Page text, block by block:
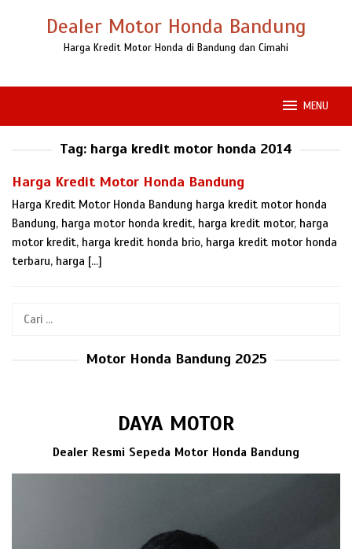
Dealer Motor Honda Bandung
Harga Kredit Motor Honda di Bandung dan Cimahi
MENU
Tag: harga kredit motor honda 2014
Harga Kredit Motor Honda Bandung
Harga Kredit Motor Honda Bandung harga kredit motor honda
Bandung, harga motor honda kredit, harga kredit motor, harga
motor kredit, harga kredit honda brio, harga kredit motor honda
terbaru, harga […]
Cari
Motor Honda Bandung 2025
DAYA MOTOR
Dealer Resmi Sepeda Motor Honda Bandung